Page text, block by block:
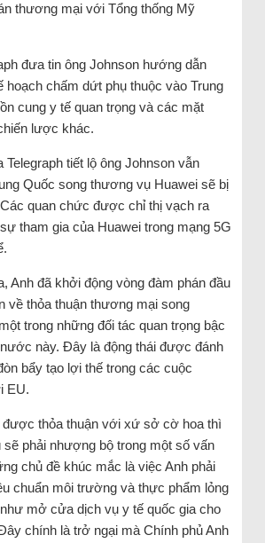
thương mại với Tổng thống Mỹ
đưa tin ông Johnson hướng dẫn
hoạch chấm dứt phụ thuộc vào Trung
cung y tế quan trọng và các mặt
lược khác.
Telegraph tiết lộ ông Johnson vẫn
Quốc song thương vụ Huawei sẽ bị
quan chức được chỉ thị vạch ra
tham gia của Huawei trong mạng 5G
Anh đã khởi động vòng đàm phán đầu
về thỏa thuận thương mại song
trong những đối tác quan trọng bậc
này. Đây là động thái được đánh
bẩy tạo lợi thế trong các cuộc
EU.
được thỏa thuận với xứ sở cờ hoa thì
phải nhượng bộ trong một số vấn
chủ đề khúc mắc là việc Anh phải
chuẩn môi trường và thực phẩm lỏng
mở cửa dịch vụ y tế quốc gia cho
chính là trở ngại mà Chính phủ Anh